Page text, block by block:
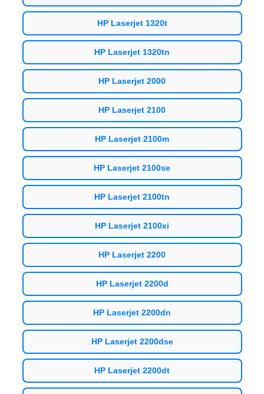
HP Laserjet 1320t
HP Laserjet 1320tn
HP Laserjet 2000
HP Laserjet 2100
HP Laserjet 2100m
HP Laserjet 2100se
HP Laserjet 2100tn
HP Laserjet 2100xi
HP Laserjet 2200
HP Laserjet 2200d
HP Laserjet 2200dn
HP Laserjet 2200dse
HP Laserjet 2200dt